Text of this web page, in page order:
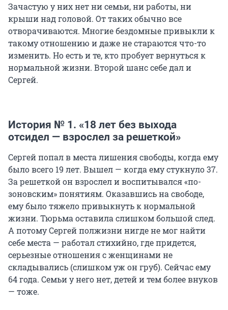
Зачастую у них нет ни семьи, ни работы, ни
крыши над головой. От таких обычно все
отворачиваются. Многие бездомные привыкли к
такому отношению и даже не стараются что-то
изменить. Но есть и те, кто пробует вернуться к
нормальной жизни. Второй шанс себе дал и
Сергей.
История № 1. «18 лет без выхода
отсидел — взрослел за решеткой»
Сергей попал в места лишения свободы, когда ему
было всего 19 лет. Вышел — когда ему стукнуло 37.
За решеткой он взрослел и воспитывался «по-
зоновским» понятиям. Оказавшись на свободе,
ему было тяжело привыкнуть к нормальной
жизни. Тюрьма оставила слишком большой след.
А потому Сергей полжизни нигде не мог найти
себе места — работал стихийно, где придется,
серьезные отношения с женщинами не
складывались (слишком уж он груб). Сейчас ему
64 года. Семьи у него нет, детей и тем более внуков
— тоже.